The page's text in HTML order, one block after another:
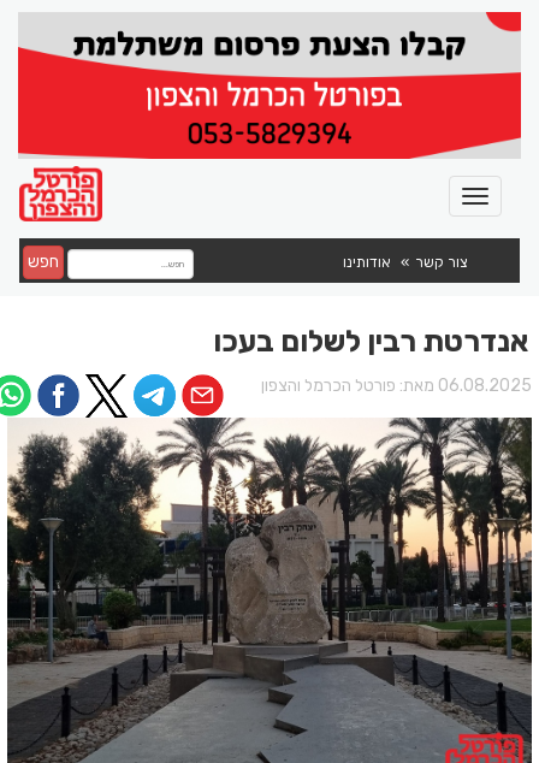
צור קשר אודותינו חפש
אנדרטת רבין לשלום בעכו
מאת: פורטל הכרמל והצפון